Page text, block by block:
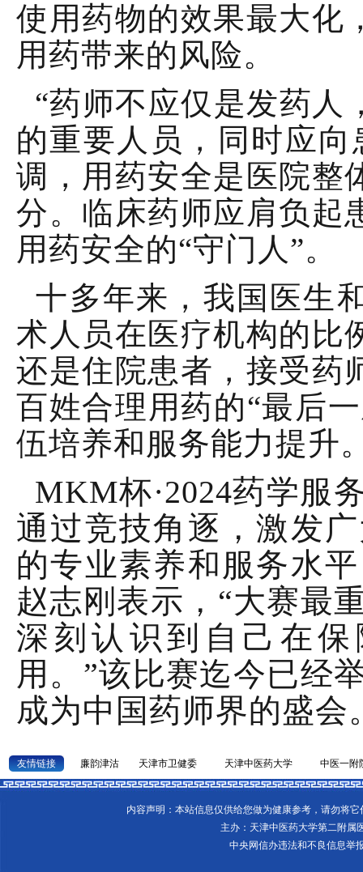
使用药物的效果最大化
用药带来的风险。
“药师不应仅是发药人
的重要人员，同时应
调，用药安全是医院整
分。临床药师应肩负起
用药安全的“守门人”。
十多年来，我国医生
术人员在医疗机构的比
还是住院患者，接受药
百姓合理用药的“最后
伍培养和服务能力提升
MKM杯·2024药学服
通过竞技角逐，激发
的专业素养和服务水
赵志刚表示，“大赛最
深刻认识到自己在
用。”该比赛迄今已经
成为中国药师界的盛会
友情链接 廉韵津沽 天津市卫健委 天津中医药大学 中医一附
内容声明：本站信息仅供给您做为健康参考，请勿将
主办：天津中医药大学第二附属
中央网信办违法和不良信息举